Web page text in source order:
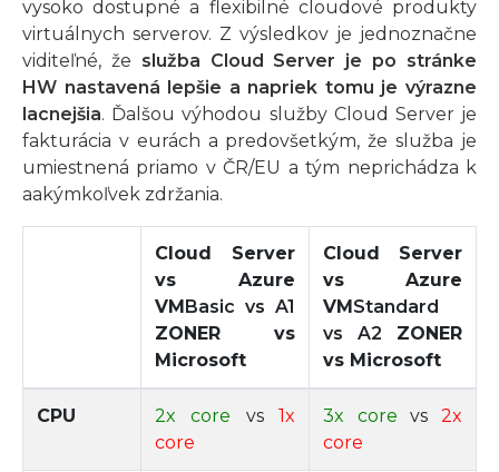
vysoko dostupné a flexibilné cloudové produkty
virtuálnych serverov. Z výsledkov je jednoznačne
viditeľné, že služba Cloud Server je po stránke
HW nastavená lepšie a napriek tomu je výrazne
lacnejšia. Ďalšou výhodou služby Cloud Server je
fakturácia v eurách a predovšetkým, že služba je
umiestnená priamo v ČR/EU a tým neprichádza k
aakýmkoľvek zdržania.
Cloud Server
vs Azure
VMBasic vs A1
ZONER vs
Microsoft
Cloud Server
vs Azure
VMStandard
vs A2 ZONER
vs Microsoft
CPU 2x core vs1x
core
3x core vs2x
core